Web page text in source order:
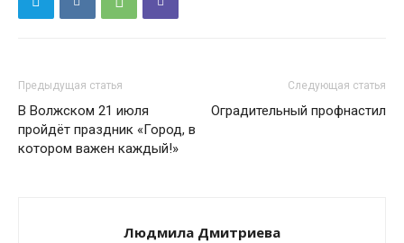
Предыдущая статья
В Волжском 21 июля
пройдёт праздник «Город, в
котором важен каждый!»
Следующая статья
Оградительный профнастил
Людмила Дмитриева